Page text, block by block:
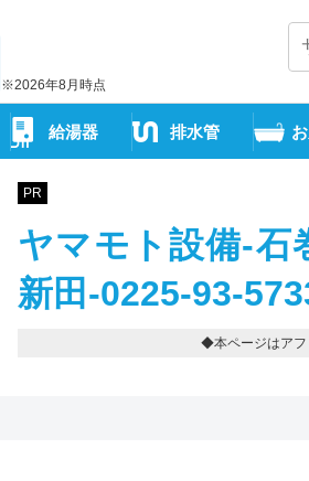
※2026年8月時点
給湯器 排水管
PR
ヤマモト設備-石
新田-0225-93-
◆本ページはアフ